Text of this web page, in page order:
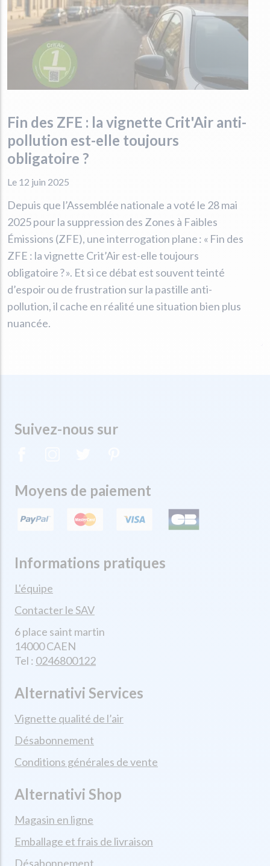
Fin des ZFE : la vignette Crit'Air anti-
pollution est-elle toujours
obligatoire ?
Le 12 juin 2025
Depuis que l’Assemblée nationale a voté le 28 mai
2025 pour la suppression des Zones à Faibles
Émissions (ZFE), une interrogation plane : « Fin des
ZFE : la vignette Crit’Air est-elle toujours
obligatoire ? ». Et si ce débat est souvent teinté
d’espoir ou de frustration sur la pastille anti-
pollution, il cache en réalité une situation bien plus
nuancée.
Suivez-nous sur
Moyens de paiement
Informations pratiques
L'équipe
Contacter le SAV
6 place saint martin
14000 CAEN
Tel : 0246800122
Alternativi Services
Vignette qualité de l’air
Désabonnement
Conditions générales de vente
Alternativi Shop
Magasin en ligne
Emballage et frais de livraison
Désabonnement